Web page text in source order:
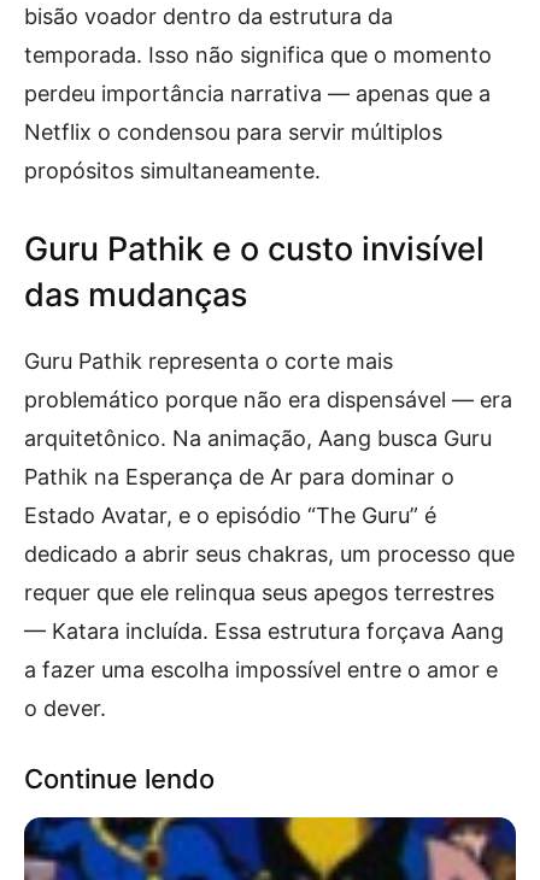
bisão voador dentro da estrutura da
temporada. Isso não significa que o momento
perdeu importância narrativa — apenas que a
Netflix o condensou para servir múltiplos
propósitos simultaneamente.
Guru Pathik e o custo invisível
das mudanças
Guru Pathik representa o corte mais
problemático porque não era dispensável — era
arquitetônico. Na animação, Aang busca Guru
Pathik na Esperança de Ar para dominar o
Estado Avatar, e o episódio “The Guru” é
dedicado a abrir seus chakras, um processo que
requer que ele relinqua seus apegos terrestres
— Katara incluída. Essa estrutura forçava Aang
a fazer uma escolha impossível entre o amor e
o dever.
Continue lendo